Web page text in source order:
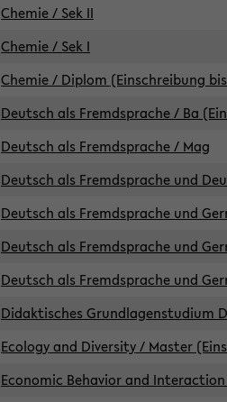
Chemie / Sek II
Chemie / Sek I
Chemie / Diplom (Einschreibung
Deutsch als Fremdsprache / Ba
Deutsch als Fremdsprache / Mag
Deutsch als Fremdsprache und
Deutsch als Fremdsprache und
Deutsch als Fremdsprache und
Deutsch als Fremdsprache und
Didaktisches Grundlagenstudium
Ecology and Diversity / Master
Economic Behavior and